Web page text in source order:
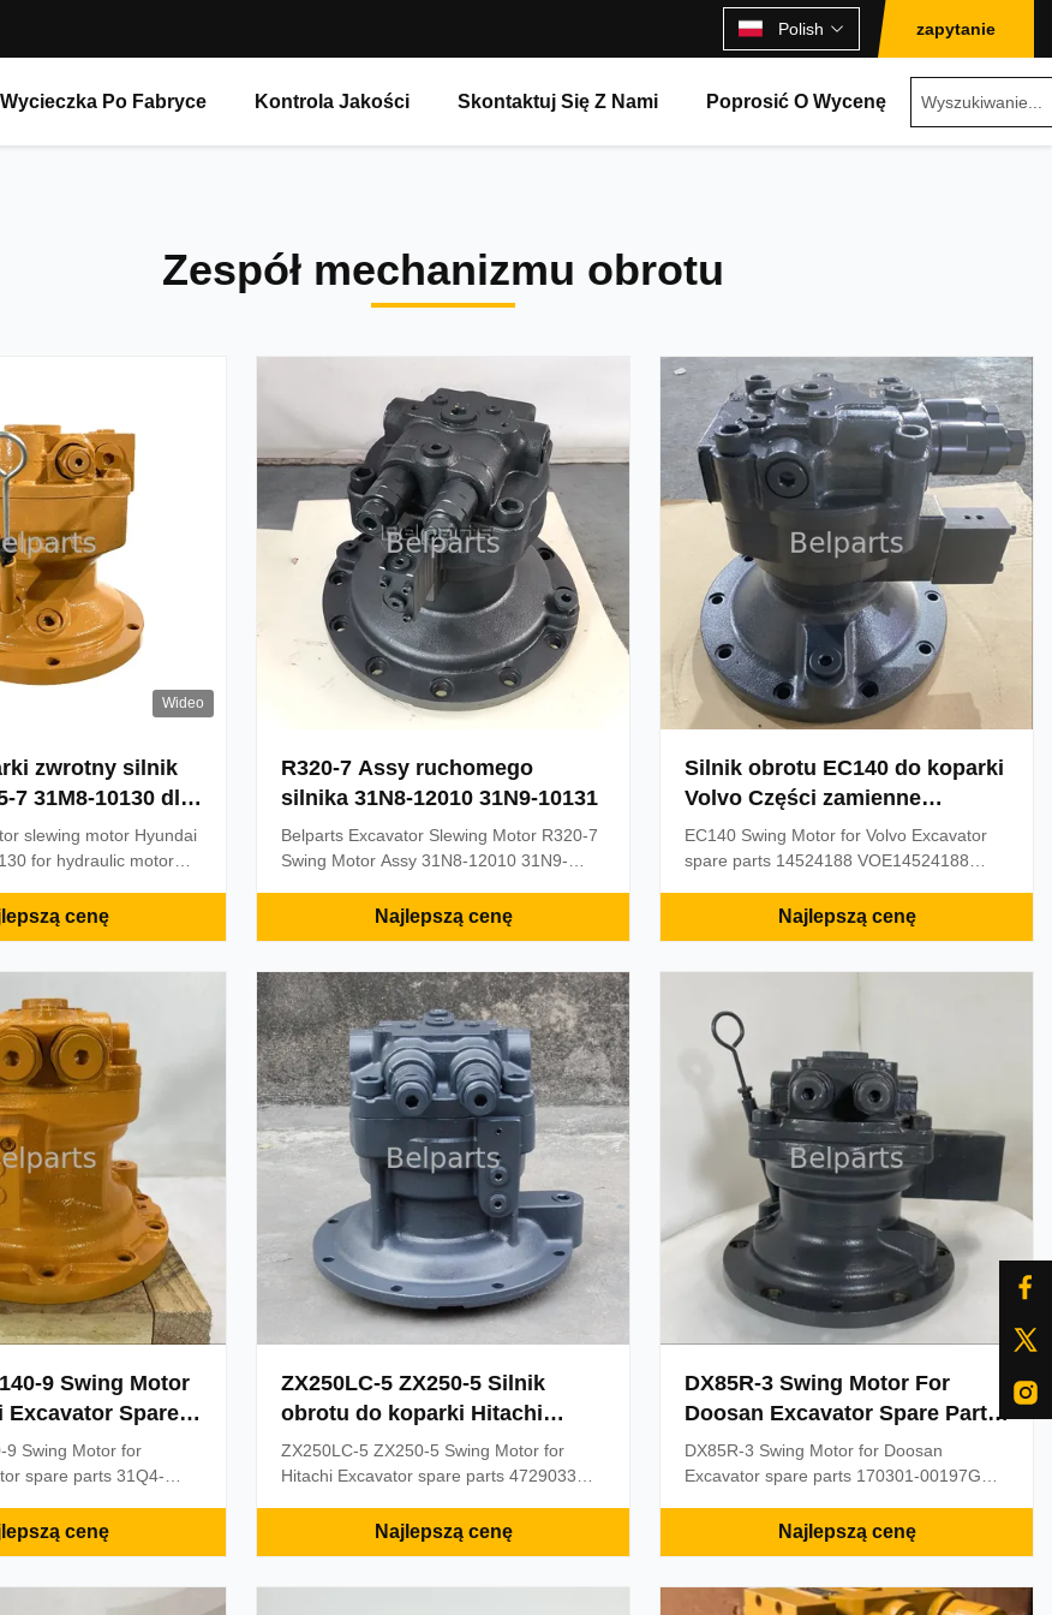
Polish zapytanie
Wycieczka Po Fabryce Kontrola Jakości Skontaktuj Się Z Nami Poprosić O Wycenę
Zespół mechanizmu obrotu
Wideo
zwrotny silnik
7 31M8-10130 dla
slewing motor Hyundai
for hydraulic motor
31M8-10130 Model
by sea, by air, by ...
cenę
R320-7 Assy ruchomego
silnika 31N8-12010 31N9-10131
Belparts Excavator Slewing Motor R320-7
Swing Motor Assy 31N8-12010 31N9-
name:swing motor Material:Steel
Delivery:56KG Brand:Belparts Appliion
Excavator Part name swing motor Material
Steel ...
Najlepszą cenę
Silnik obrotu EC140 do koparki
Volvo Części zamienne
14524188 VOE14524188
Urządzenie silnika obrotowego
OEM
EC140 Swing Motor for Volvo Excavator
spare parts 14524188 VOE14524188
Description EC140 Swing Motor for Volvo
Motor Machine model EC140 Part number
14524188 ...
Najlepszą cenę
9 Swing Motor
Excavator Spare
9 Swing Motor for
spare parts 31Q4-
R140LC-9 R140-9
cenę
ZX250LC-5 ZX250-5 Silnik
obrotu do koparki Hitachi
Części zamienne 4729033
Silnik obrotowy
ZX250LC-5 ZX250-5 Swing Motor for
Hitachi Excavator spare parts 4729033
ZX250LC-5 ZX250-5 Swing Motor for
Najlepszą cenę
DX85R-3 Swing Motor For
Doosan Excavator Spare Parts
170301-00197G Swing Drive
Motor
DX85R-3 Swing Motor for Doosan
Excavator spare parts 170301-00197G
DX85R-3 Swing Motor for Doosan
Part name Swing Motor Machine model
Najlepszą cenę